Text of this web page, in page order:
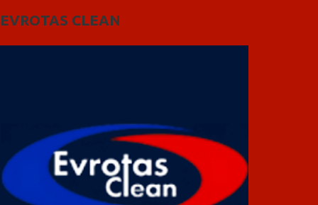
EVROTAS CLEAN